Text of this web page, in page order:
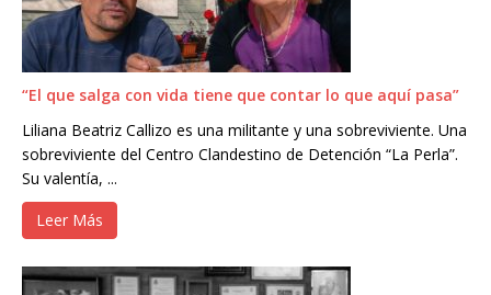
“El que salga con vida tiene que contar lo que aquí pasa”
Liliana Beatriz Callizo es una militante y una sobreviviente. Una
sobreviviente del Centro Clandestino de Detención “La Perla”.
Su valentía, ...
Leer Más